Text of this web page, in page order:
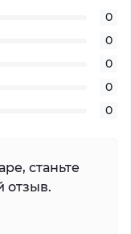
0
0
0
0
0
станьте
отзыв.